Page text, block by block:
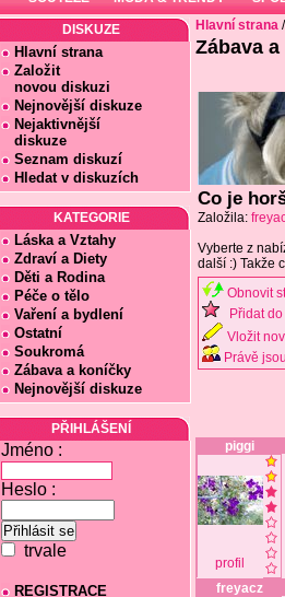
DISKUZE
Hlavní strana
Založit
novou diskuzi
Nejnovější diskuze
Nejaktivnější
diskuze
Seznam diskuzí
Hledat v diskuzích
KATEGORIE
Láska a Vztahy
Zdraví a Diety
Děti a Rodina
Péče o tělo
Vaření a bydlení
Ostatní
Soukromá
Zábava a koníčky
Nejnovější diskuze
PŘIHLÁŠENÍ
Jméno :
Heslo :
trvale
REGISTRACE
Hlavní strana
Zábava
Co je
Založila:
Vyberte z
další :) Takže
Obnovit
Přidat do
Vložit
Právě
piggi
profil
freyacz